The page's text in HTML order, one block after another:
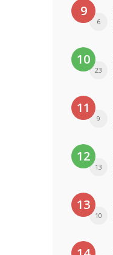
9
6
10
23
11
9
12
13
13
10